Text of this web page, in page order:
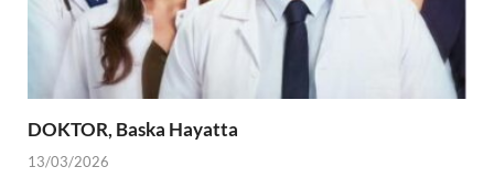
DOKTOR, Baska Hayatta
13/03/2026